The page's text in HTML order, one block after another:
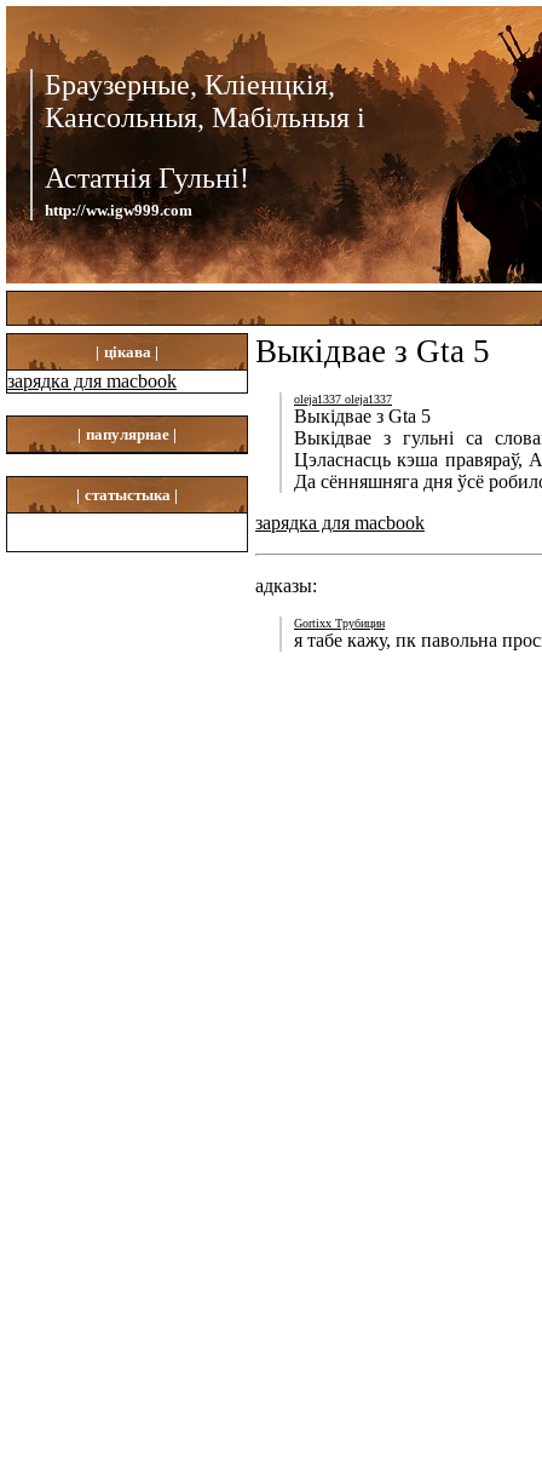
Браузерные, Кліенцкія,
Кансольныя, Мабільныя і
Астатнія Гульні!
http://ww.igw999.com
| цікава |
зарядка для macbook
| папулярнае |
| статыстыка |
Выкідвае з Gta 5
oleja1337 oleja1337
Выкідвае з Gta 5
Выкідвае з гульні са
Цэласнасць кэша правяраў,
Да сённяшняга дня ўсё
зарядка для macbook
адказы:
Gortixx Трубицин
я табе кажу, пк павольна